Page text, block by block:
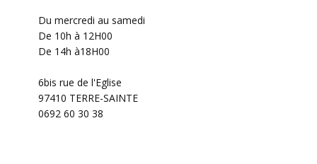
Du mercredi au samedi
De 10h à 12H00
De 14h à18H00
6bis rue de l'Eglise
97410 TERRE-SAINTE
0692 60 30 38